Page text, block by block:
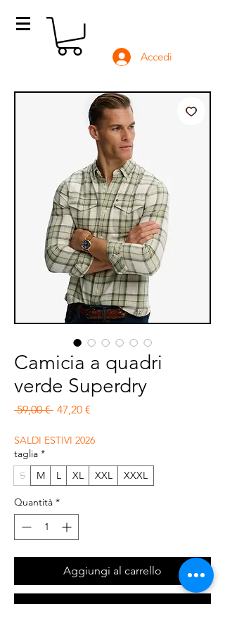
Accedi
Camicia a quadri
verde Superdry
59,00 € Prezzo regolare
47,20 €
SALDI ESTIVI 2026
taglia *
S
M L XL XXL XXXL
Quantità *
Aggiungi al carrello
Acquista ora